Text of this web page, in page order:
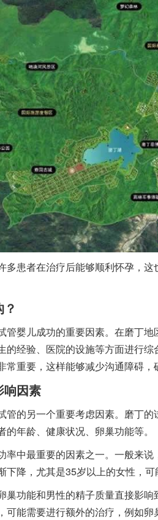
多患者在治疗后能够顺利怀孕，
婴儿成功的重要因素。在磨丁地
的经验、医院的设施等方面进行综
重要，这样能够减少沟通障碍，
响因素
管的另一个重要考虑因素。磨丁
年龄、健康状况、卵巢功能等。
率中最重要的因素之一。一般来说
降，尤其是35岁以上的女性，可
巢功能和男性的精子质量直接影
可能需要进行额外的治疗，例如